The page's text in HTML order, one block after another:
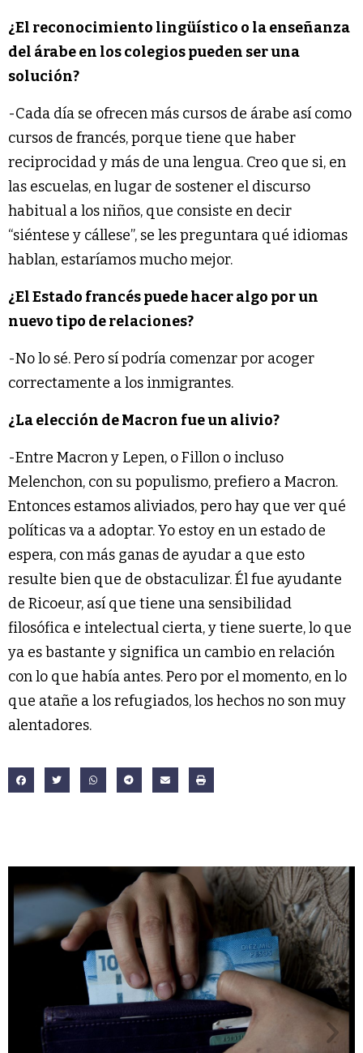
¿El reconocimiento lingüístico o la enseñanza
del árabe en los colegios pueden ser una
solución?
-Cada día se ofrecen más cursos de árabe así como
cursos de francés, porque tiene que haber
reciprocidad y más de una lengua. Creo que si, en
las escuelas, en lugar de sostener el discurso
habitual a los niños, que consiste en decir
“siéntese y cállese”, se les preguntara qué idiomas
hablan, estaríamos mucho mejor.
¿El Estado francés puede hacer algo por un
nuevo tipo de relaciones?
-No lo sé. Pero sí podría comenzar por acoger
correctamente a los inmigrantes.
¿La elección de Macron fue un alivio?
-Entre Macron y Lepen, o Fillon o incluso
Melenchon, con su populismo, prefiero a Macron.
Entonces estamos aliviados, pero hay que ver qué
políticas va a adoptar. Yo estoy en un estado de
espera, con más ganas de ayudar a que esto
resulte bien que de obstaculizar. Él fue ayudante
de Ricoeur, así que tiene una sensibilidad
filosófica e intelectual cierta, y tiene suerte, lo que
ya es bastante y significa un cambio en relación
con lo que había antes. Pero por el momento, en lo
que atañe a los refugiados, los hechos no son muy
alentadores.